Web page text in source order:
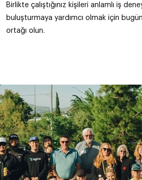
Birlikte çalıştığınız kişileri anlamlı iş
buluşturmaya yardımcı olmak için
ortağı olun.